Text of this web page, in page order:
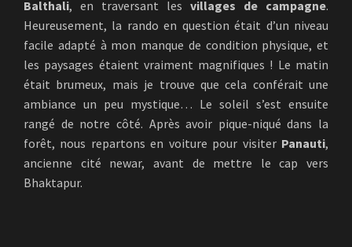
Balthali, en traversant les villages de campagne.
Heureusement, la rando en question était d’un niveau
facile adapté à mon manque de condition physique, et
les paysages étaient vraiment magnifiques ! Le matin
était brumeux, mais je trouve que cela conférait une
ambiance un peu mystique… Le soleil s’est ensuite
rangé de notre côté. Après avoir pique-niqué dans la
forêt, nous repartons en voiture pour visiter Panauti,
ancienne cité newar, avant de mettre le cap vers
Bhaktapur.